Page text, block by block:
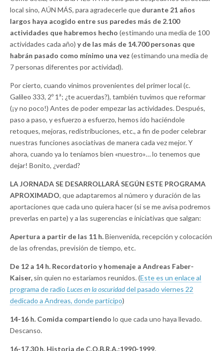
local sino, AÚN MÁS, para agradecerle que durante 21 años
largos haya acogido entre sus paredes más de 2.100
actividades que habremos hecho (estimando una media de 100
actividades cada año) y de las más de 14.700 personas que
habrán pasado como mínimo una vez (estimando una media de
7 personas diferentes por actividad).
Por cierto, cuando vinimos provenientes del primer local (c.
Galileo 333, 2º 1ª; ¿te acuerdas?), también tuvimos que reformar
(¡y no poco!) Antes de poder empezar las actividades. Después,
paso a paso, y esfuerzo a esfuerzo, hemos ido haciéndole
retoques, mejoras, redistribuciones, etc., a fin de poder celebrar
nuestras funciones asociativas de manera cada vez mejor. Y
ahora, cuando ya lo teníamos bien «nuestro»… lo tenemos que
dejar! Bonito, ¿verdad?
LA JORNADA SE DESARROLLARÁ SEGÚN ESTE PROGRAMA
APROXIMADO, que adaptaremos al número y duración de las
aportaciones que cada uno quiera hacer (si se me avisa podremos
preverlas en parte) y a las sugerencias e iniciativas que salgan:
Apertura a partir de las 11 h.Bienvenida, recepción y colocación
de las ofrendas, previsión de tiempo, etc.
De 12 a 14 h. Recordatorio y homenaje a Andreas Faber-
Kaiser, sin quien no estaríamos reunidos. (Este es un enlace al
programa de radio Luces en la oscuridaddel pasado viernes 22
dedicado a Andreas, donde participo)
14-16 h. Comida compartiendo lo que cada uno haya llevado.
Descanso.
16-17,30 h. Historia de C.O.B.R.A.:1990-1999.